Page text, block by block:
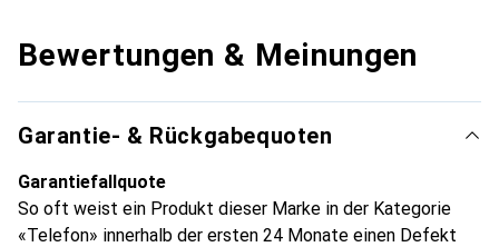
Bewertungen & Meinungen
Garantie- & Rückgabequoten
Garantiefallquote
So oft weist ein Produkt dieser Marke in der Kategorie
«Telefon» innerhalb der ersten 24 Monate einen Defekt